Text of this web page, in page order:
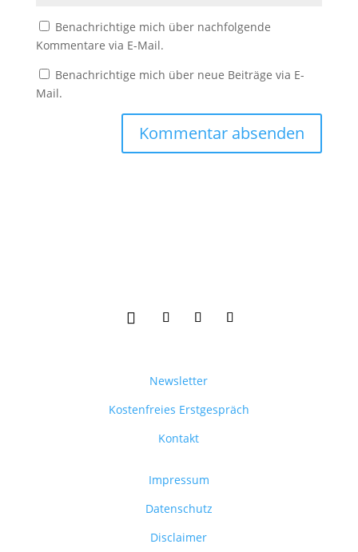
Benachrichtige mich über nachfolgende
Kommentare via E-Mail.
Benachrichtige mich über neue Beiträge via E-
Mail.
Newsletter
Kostenfreies Erstgespräch
Kontakt
Impressum
Datenschutz
Disclaimer